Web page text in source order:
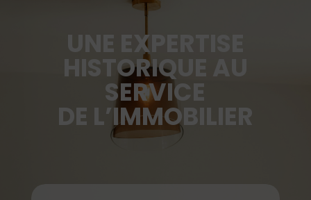
UNE EXPERTISE
HISTORIQUE AU
SERVICE
DE L’IMMOBILIER